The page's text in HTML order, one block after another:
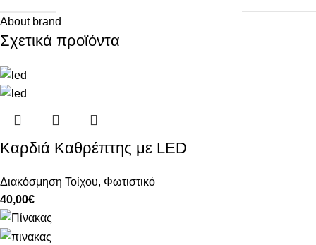
About brand
Σχετικά προϊόντα
Καρδιά Καθρέπτης με LED
Διακόσμηση Τοίχου, Φωτιστικό
40,00€